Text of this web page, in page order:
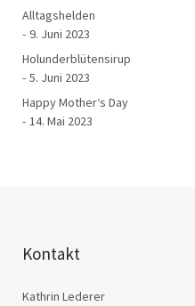
Alltagshelden
9. Juni 2023
Holunderblütensirup
5. Juni 2023
Happy Mother‘s Day
14. Mai 2023
Kontakt
Kathrin Lederer